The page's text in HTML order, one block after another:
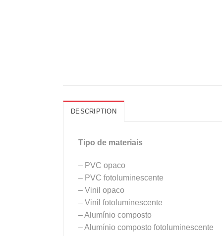
DESCRIPTION
Tipo de materiais
– PVC opaco
– PVC fotoluminescente
– Vinil opaco
– Vinil fotoluminescente
– Alumínio composto
– Alumínio composto fotoluminescente